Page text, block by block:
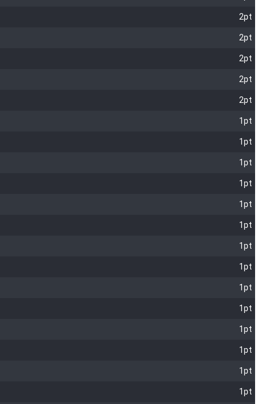
2pt
2pt
2pt
2pt
2pt
1pt
1pt
1pt
1pt
1pt
1pt
1pt
1pt
1pt
1pt
1pt
1pt
1pt
1pt